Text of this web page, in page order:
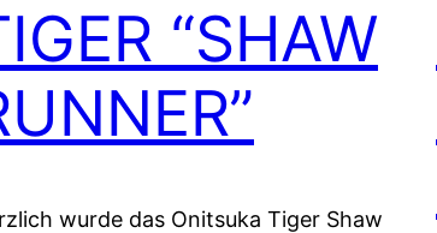
“SHAW
wurde das Onitsuka Tiger Shaw